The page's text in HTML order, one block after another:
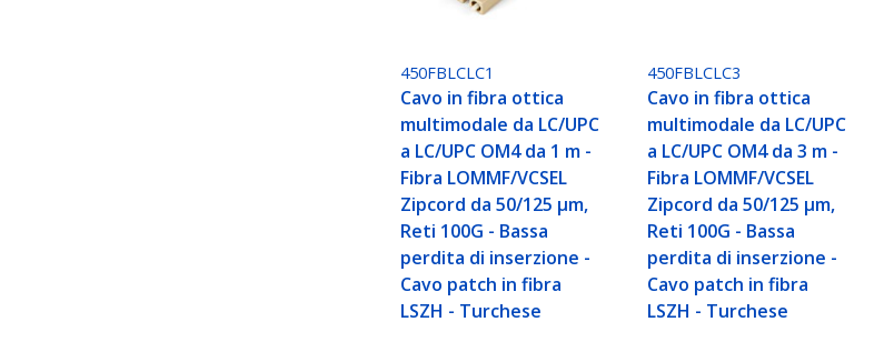
450FBLCLC1
Cavo in fibra ottica
multimodale da LC/UPC
a LC/UPC OM4 da 1 m -
Fibra LOMMF/VCSEL
Zipcord da 50/125 µm,
Reti 100G - Bassa
perdita di inserzione -
Cavo patch in fibra
LSZH - Turchese
450FBLCLC3
Cavo in fibra ottica
multimodale da LC/UPC
a LC/UPC OM4 da 3 m -
Fibra LOMMF/VCSEL
Zipcord da 50/125 µm,
Reti 100G - Bassa
perdita di inserzione -
Cavo patch in fibra
LSZH - Turchese